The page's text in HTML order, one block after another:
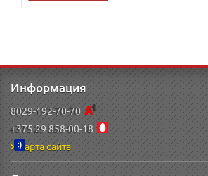
Информация
8029-192-70-70
+375 29 858-00-18
Карта сайта